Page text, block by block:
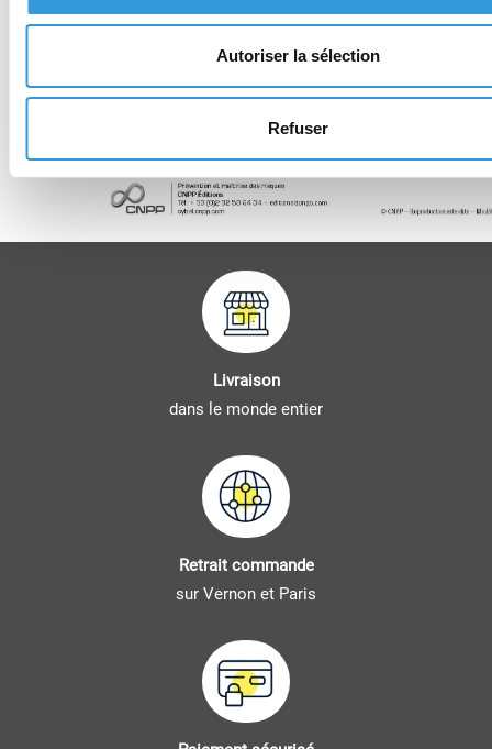
Autoriser la sélection
Refuser
Livraison
dans le monde entier
Retrait commande
sur Vernon et Paris